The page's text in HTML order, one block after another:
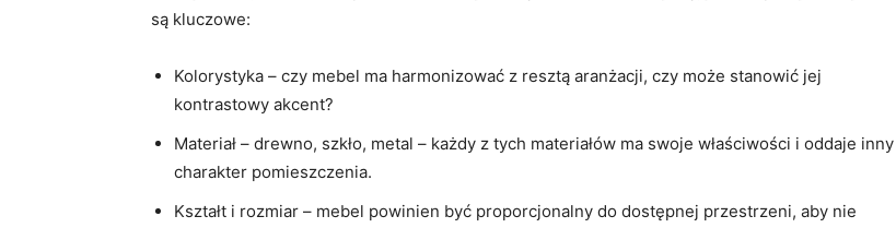
są kluczowe:
Kolorystyka – czy mebel ma harmonizować z resztą aranżacji, czy może stanowić jej
kontrastowy akcent?
Materiał – drewno, szkło, metal – każdy z tych materiałów ma swoje właściwości i oddaje inny
charakter pomieszczenia.
Kształt i rozmiar – mebel powinien być proporcjonalny do dostępnej przestrzeni, aby nie